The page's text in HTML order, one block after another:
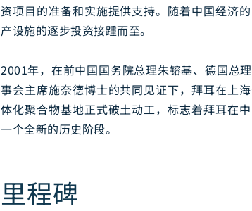
资项目的准备和实施提供支持。随着中国经济
产设施的逐步投资接踵而至。
2001年，在前中国国务院总理朱镕基、德国总
事会主席施奈德博士的共同见证下，拜耳在上
体化聚合物基地正式破土动工，标志着拜耳在
一个全新的历史阶段。
里程碑